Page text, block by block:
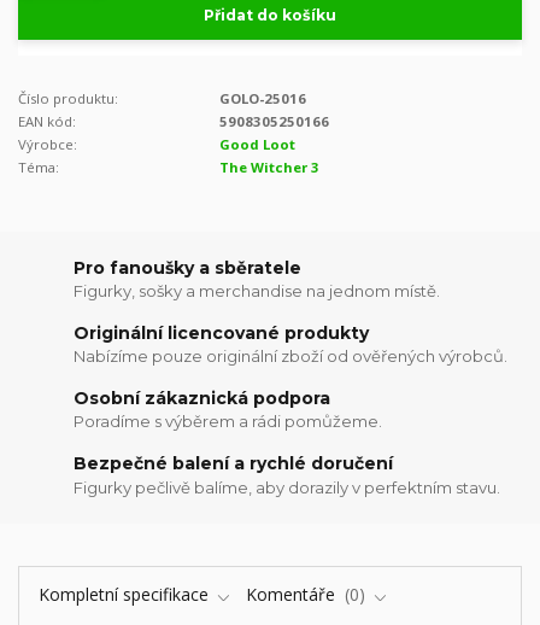
Přidat do košíku
Číslo produktu:
GOLO-25016
EAN kód:
5908305250166
Výrobce:
Good Loot
Téma:
The Witcher 3
Pro fanoušky a sběratele
Figurky, sošky a merchandise na jednom místě.
Originální licencované produkty
Nabízíme pouze originální zboží od ověřených výrobců.
Osobní zákaznická podpora
Poradíme s výběrem a rádi pomůžeme.
Bezpečné balení a rychlé doručení
Figurky pečlivě balíme, aby dorazily v perfektním stavu.
Kompletní specifikace Komentáře
0